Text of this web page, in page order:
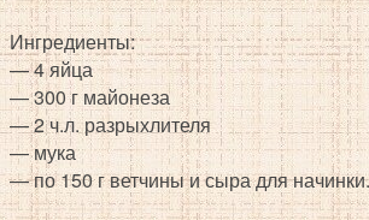
Ингредиенты:
— 4 яйца
— 300 г майонеза
— 2 ч.л. разрыхлителя
— мука
— по 150 г ветчины и сыра для начинки.